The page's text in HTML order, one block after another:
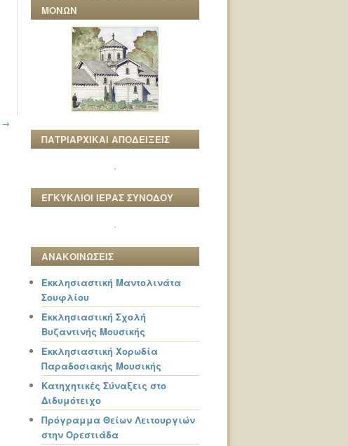
→
ΜΟΝΩΝ
ΠΑΤΡΙΑΡΧΙΚΑΙ ΑΠΟΔΕΙΞΕΙΣ
ΕΓΚΥΚΛΙΟΙ ΙΕΡΑΣ ΣΥΝΟΔΟΥ
ΑΝΑΚΟΙΝΩΣΕΙΣ
Εκκλησιαστική Μαντολινάτα
Σουφλίου
Εκκλησιαστική Σχολή
Βυζαντινής Μουσικής
Εκκλησιαστική Χορωδία
Παραδοσιακής Μουσικής
Κατηχητικές Σύναξεις στο
Διδυμότειχο
Πρόγραμμα Θείων Λειτουργιών
στην Ορεστιάδα